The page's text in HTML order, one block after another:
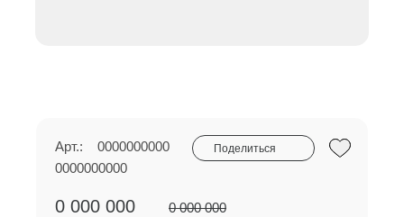
0 000 000 0 000 000
0000000000
0000000000
Арт.: Поделиться